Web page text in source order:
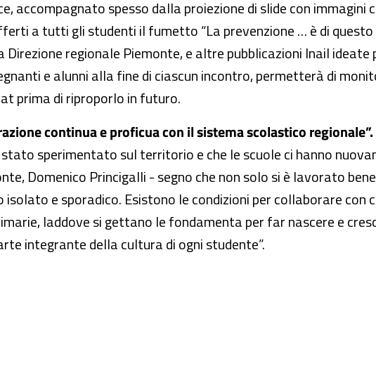
accompagnato spesso dalla proiezione di slide con
a tutti gli studenti il fumetto “La prevenzione … è di questo
regionale Piemonte, e altre pubblicazioni Inail ideate
e alunni alla fine di ciascun incontro, permetterà di
prima di riproporlo in futuro.
continua e proficua con il sistema scolastico regionale”.
sperimentato sul territorio e che le scuole ci hanno
Domenico Princigalli - segno che non solo si è lavorato
e sporadico. Esistono le condizioni per collaborare con
laddove si gettano le fondamenta per far nascere e
integrante della cultura di ogni studente”.